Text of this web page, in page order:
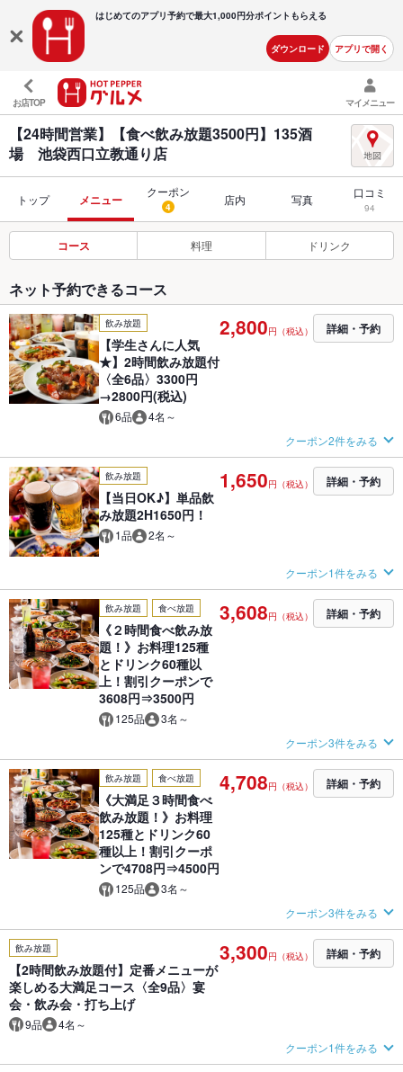
はじめてのアプリ予約で最大1,000円分ポイントもらえる
ダウンロード アプリで開く
お店TOP マイメニュー
【24時間営業】【食べ飲み放題3500円】135酒
場 池袋西口立教通り店
トップ メニュー
クーポン
4 店内 写真 口コミ
94
コース 料理 ドリンク
ネット予約できるコース
飲み放題
【学生さんに人気
★】2時間飲み放題付
〈全6品〉3300円
→2800円(税込)
6品 4名～
2,800円（税込） 詳細・予約
クーポン2件をみる
飲み放題
【当日OK♪】単品飲
み放題2H1650円！
1品 2名～
1,650円（税込） 詳細・予約
クーポン1件をみる
飲み放題 食べ放題
《２時間食べ飲み放
題！》お料理125種
とドリンク60種以
上！割引クーポンで
3608円⇒3500円
125品 3名～
3,608円（税込） 詳細・予約
クーポン3件をみる
飲み放題 食べ放題
《大満足３時間食べ
飲み放題！》お料理
125種とドリンク60
種以上！割引クーポ
ンで4708円⇒4500円
125品 3名～
4,708円（税込） 詳細・予約
クーポン3件をみる
飲み放題
【2時間飲み放題付】定番メニューが
楽しめる大満足コース〈全9品〉宴
会・飲み会・打ち上げ
9品 4名～
3,300円（税込） 詳細・予約
クーポン1件をみる